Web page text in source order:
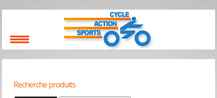
Recherche produits